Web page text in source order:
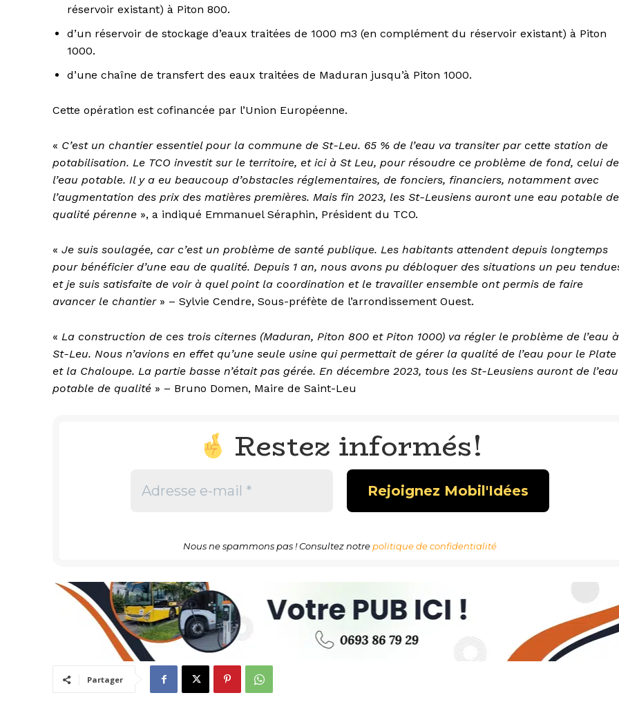
réservoir existant) à Piton 800.
d’un réservoir de stockage d’eaux traitées de 1000 m3 (en complément du réservoir existant) à Piton
1000.
d’une chaîne de transfert des eaux traitées de Maduran jusqu’à Piton 1000.
Cette opération est cofinancée par l’Union Européenne.
« C’est un chantier essentiel pour la commune de St-Leu. 65 % de l’eau va transiter par cette station de
potabilisation. Le TCO investit sur le territoire, et ici à St Leu, pour résoudre ce problème de fond, celui de
l’eau potable. Il y a eu beaucoup d’obstacles réglementaires, de fonciers, financiers, notamment avec
l’augmentation des prix des matières premières. Mais fin 2023, les St-Leusiens auront une eau potable de
qualité pérenne », a indiqué Emmanuel Séraphin, Président du TCO.
« Je suis soulagée, car c’est un problème de santé publique. Les habitants attendent depuis longtemps
pour bénéficier d’une eau de qualité. Depuis 1 an, nous avons pu débloquer des situations un peu
et je suis satisfaite de voir à quel point la coordination et le travailler ensemble ont permis de faire
avancer le chantier» – Sylvie Cendre, Sous-préfète de l’arrondissement Ouest.
« La construction de ces trois citernes (Maduran, Piton 800 et Piton 1000) va régler le problème de l’eau à
St-Leu. Nous n’avions en effet qu’une seule usine qui permettait de gérer la qualité de l’eau pour le Plate
et la Chaloupe. La partie basse n’était pas gérée. En décembre 2023, tous les St-Leusiens auront de l’eau
potable de qualité » – Bruno Domen, Maire de Saint-Leu
Restez informés!
Nous ne spammons pas ! Consultez notre politique de confidentialité
Partager